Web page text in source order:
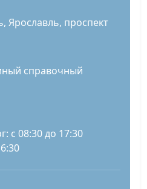
Ярославль, проспект
справочный
с 08:30 до 17:30